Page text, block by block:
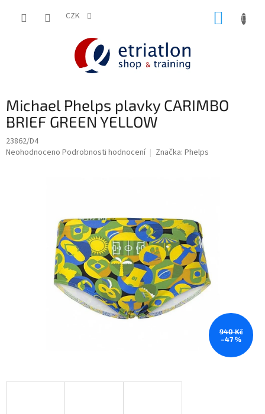
CZK
Michael Phelps plavky CARIMBO
BRIEF GREEN YELLOW
23862/D4
Průměrné
Neohodnoceno Podrobnosti hodnocení Značka: Phelps
940 Kč
–47 %
shop.etriatlon.cz - Chat